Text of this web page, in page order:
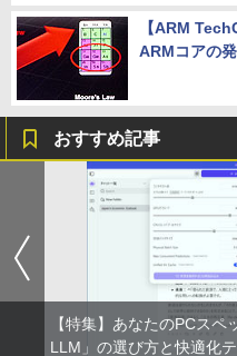
【ARM
ARMコアの
おすすめ記事
【特集】あなたのPCス
LLM」の選び方と快適化